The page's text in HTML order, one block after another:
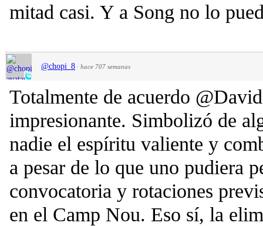
mitad casi. Y a Song no lo
@chopi_8 · hace 707 semanas
Totalmente de acuerdo
impresionante. Simbolizó de
nadie el espíritu valiente y
a pesar de lo que uno pudiera
convocatoria y rotaciones
en el Camp Nou. Eso sí, la